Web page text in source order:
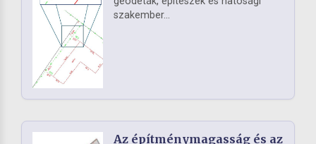
szakember...
Az építménymagasság és az